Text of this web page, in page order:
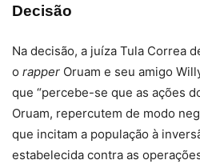
Decisão
Na decisão, a juíza Tula Correa
o rapper Oruam e seu amigo
que “percebe-se que as ações
Oruam, repercutem de modo
que incitam a população à
estabelecida contra as